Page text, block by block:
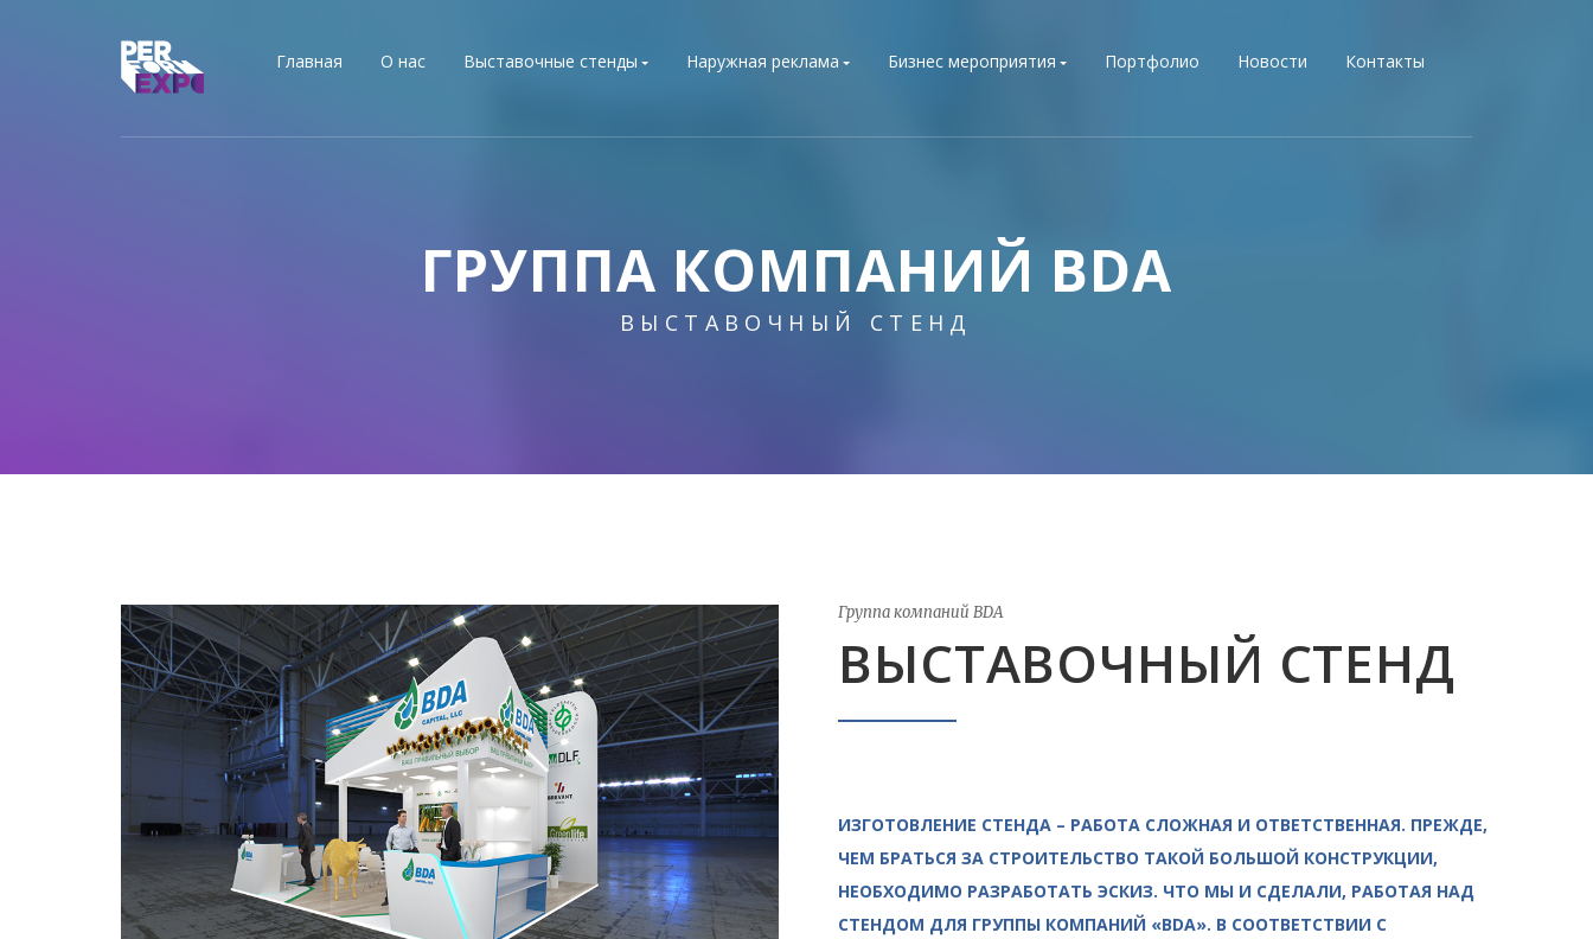
Главная О нас Выставочные стенды Наружная реклама Бизнес мероприятия Портфолио Новости Контакты
ГРУППА КОМПАНИЙ BDA
ВЫСТАВОЧНЫЙ СТЕНД
Группа компаний BDA
ВЫСТАВОЧНЫЙ СТЕНД
ИЗГОТОВЛЕНИЕ СТЕНДА – РАБОТА СЛОЖНАЯ И ОТВЕТСТВЕННАЯ. ПРЕЖДЕ,
ЧЕМ БРАТЬСЯ ЗА СТРОИТЕЛЬСТВО ТАКОЙ БОЛЬШОЙ КОНСТРУКЦИИ,
НЕОБХОДИМО РАЗРАБОТАТЬ ЭСКИЗ. ЧТО МЫ И СДЕЛАЛИ, РАБОТАЯ НАД
СТЕНДОМ ДЛЯ ГРУППЫ КОМПАНИЙ «BDA». В СООТВЕТСТВИИ С